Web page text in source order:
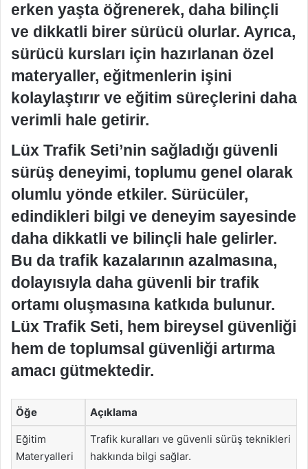
erken yaşta öğrenerek, daha bilinçli
ve dikkatli birer sürücü olurlar. Ayrıca,
sürücü kursları için hazırlanan özel
materyaller, eğitmenlerin işini
kolaylaştırır ve eğitim süreçlerini daha
verimli hale getirir.
Lüx Trafik Seti’nin sağladığı güvenli
sürüş deneyimi, toplumu genel olarak
olumlu yönde etkiler. Sürücüler,
edindikleri bilgi ve deneyim sayesinde
daha dikkatli ve bilinçli hale gelirler.
Bu da trafik kazalarının azalmasına,
dolayısıyla daha güvenli bir trafik
ortamı oluşmasına katkıda bulunur.
Lüx Trafik Seti, hem bireysel güvenliği
hem de toplumsal güvenliği artırma
amacı gütmektedir.
Öğe Açıklama
Eğitim
Materyalleri
Trafik kuralları ve güvenli sürüş teknikleri
hakkında bilgi sağlar.